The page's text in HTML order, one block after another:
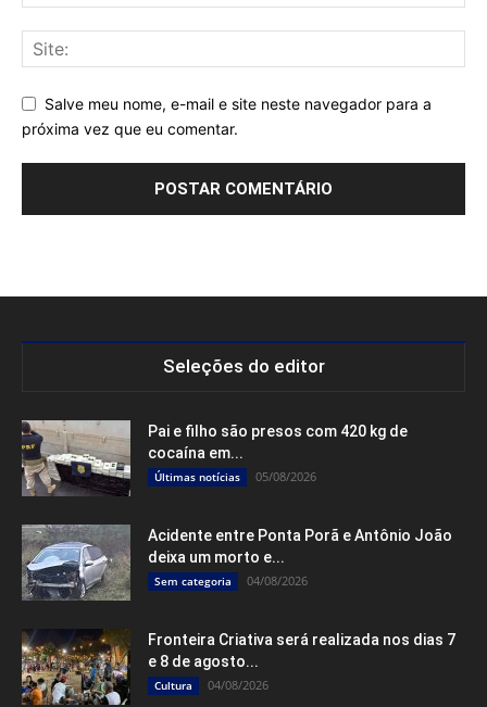
Salve meu nome, e-mail e site neste navegador para a
próxima vez que eu comentar.
Seleções do editor
Pai e filho são presos com 420 kg de
cocaína em...
Últimas notícias 05/08/2026
Acidente entre Ponta Porã e Antônio João
deixa um morto e...
Sem categoria 04/08/2026
Fronteira Criativa será realizada nos dias 7
e 8 de agosto...
Cultura 04/08/2026